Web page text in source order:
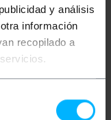
y análisis
información
recopilado a
modo único
instalação
premium e